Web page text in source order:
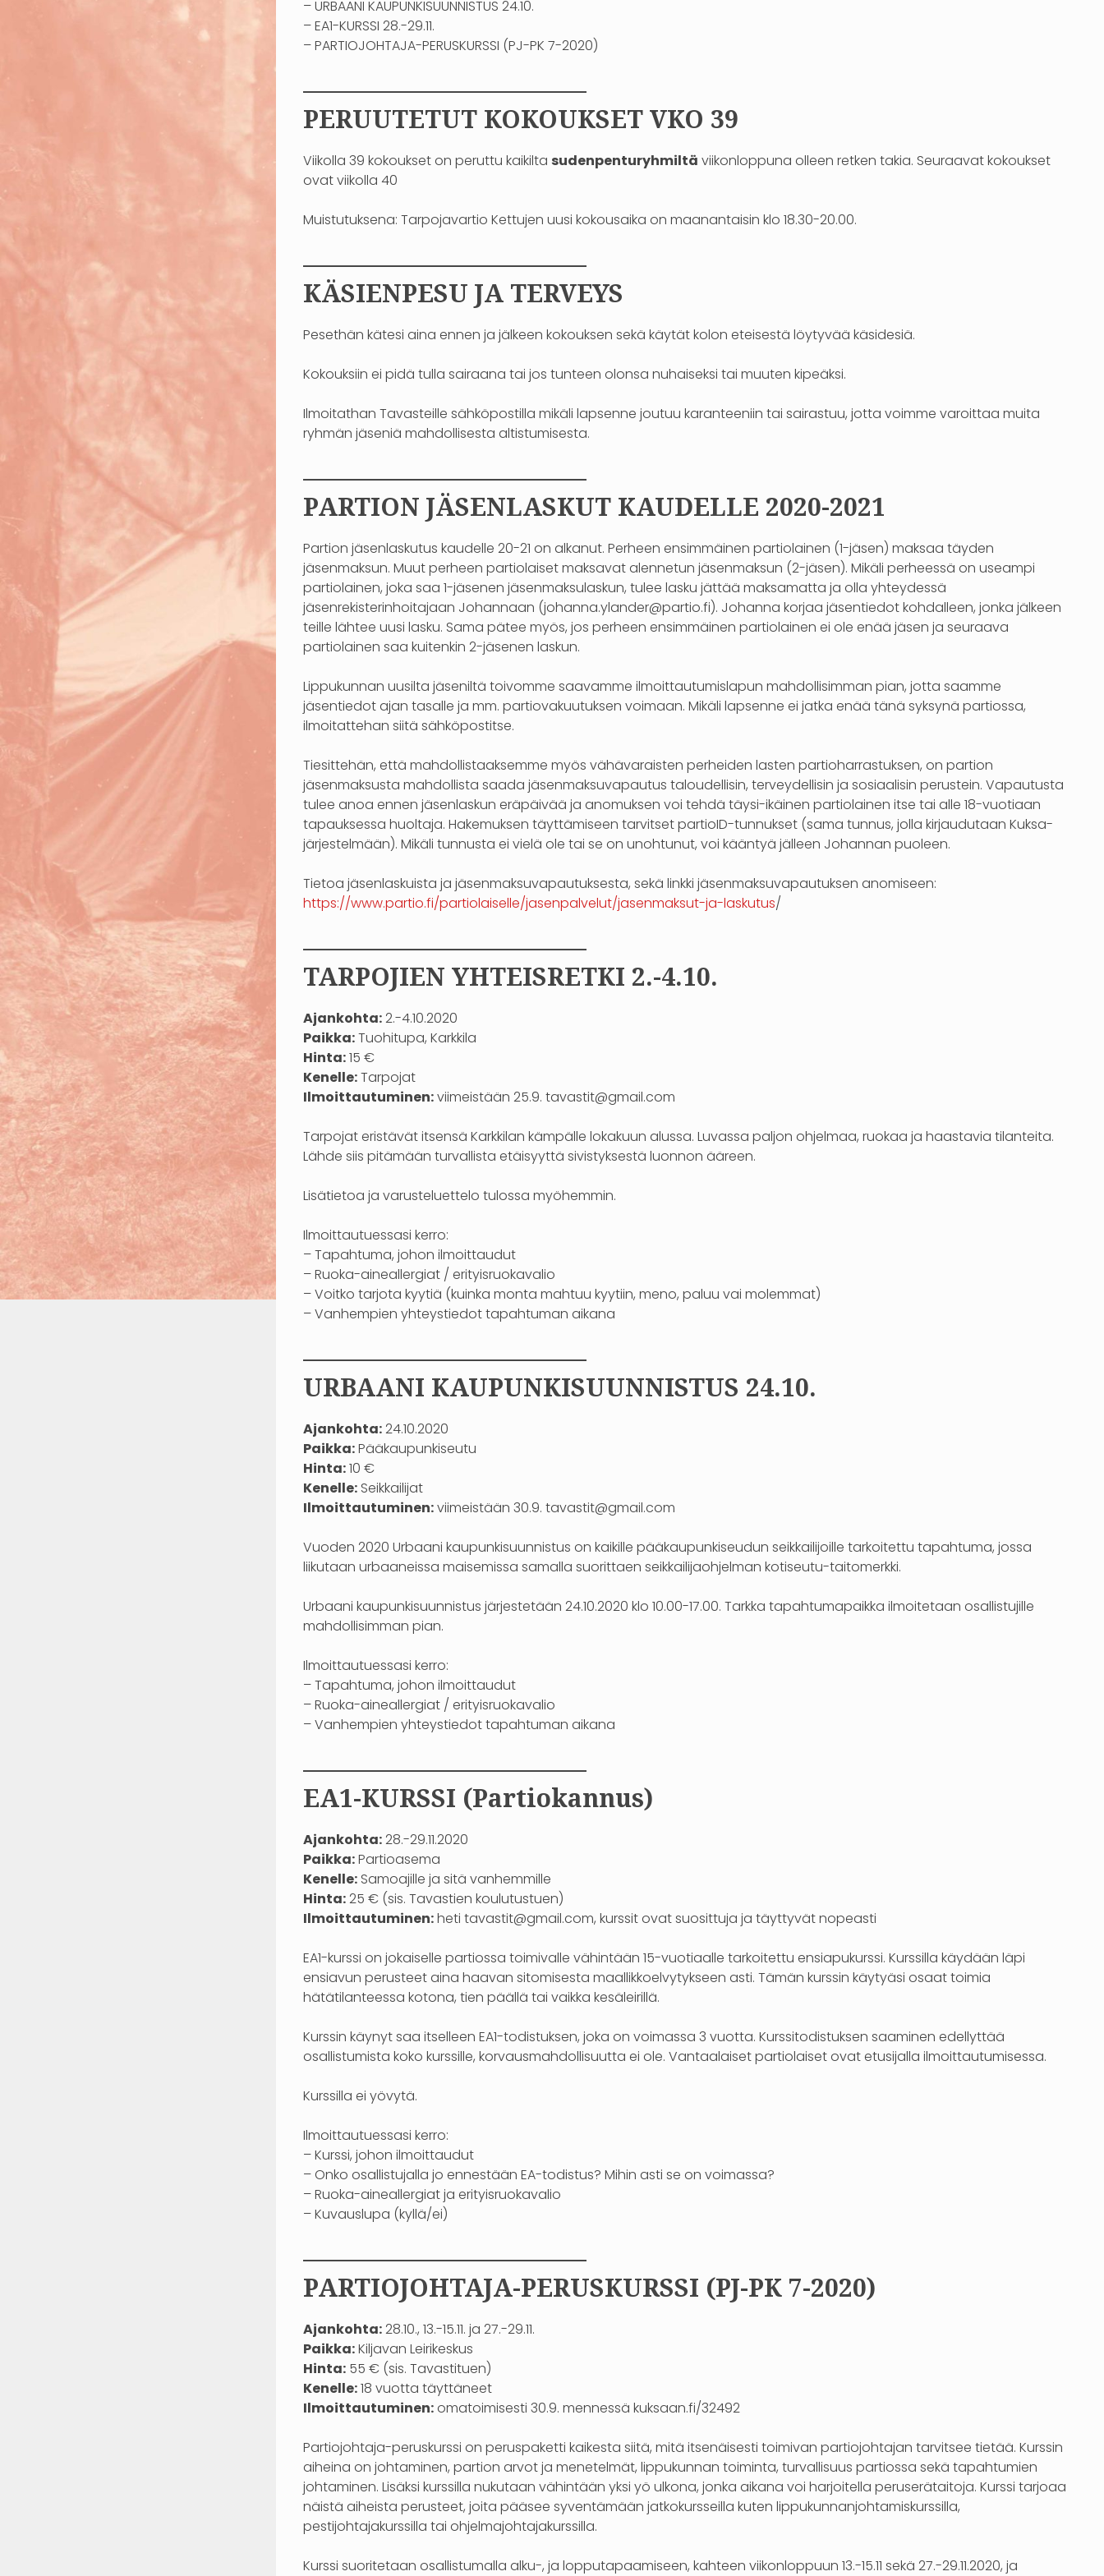
– URBAANI KAUPUNKISUUNNISTUS 24.10.
– EA1-KURSSI 28.-29.11.
– PARTIOJOHTAJA-PERUSKURSSI (PJ-PK 7-2020)
———————————–
PERUUTETUT KOKOUKSET VKO 39
Viikolla 39 kokoukset on peruttu kaikilta sudenpenturyhmiltä viikonloppuna olleen retken takia. Seuraavat kokoukset
ovat viikolla 40
Muistutuksena: Tarpojavartio Kettujen uusi kokousaika on maanantaisin klo 18.30-20.00.
———————————–
KÄSIENPESU JA TERVEYS
Pesethän kätesi aina ennen ja jälkeen kokouksen sekä käytät kolon eteisestä löytyvää käsidesiä.
Kokouksiin ei pidä tulla sairaana tai jos tunteen olonsa nuhaiseksi tai muuten kipeäksi.
Ilmoitathan Tavasteille sähköpostilla mikäli lapsenne joutuu karanteeniin tai sairastuu, jotta voimme varoittaa muita
ryhmän jäseniä mahdollisesta altistumisesta.
———————————–
PARTION JÄSENLASKUT KAUDELLE 2020-2021
Partion jäsenlaskutus kaudelle 20-21 on alkanut. Perheen ensimmäinen partiolainen (1-jäsen) maksaa täyden
jäsenmaksun. Muut perheen partiolaiset maksavat alennetun jäsenmaksun (2-jäsen). Mikäli perheessä on useampi
partiolainen, joka saa 1-jäsenen jäsenmaksulaskun, tulee lasku jättää maksamatta ja olla yhteydessä
jäsenrekisterinhoitajaan Johannaan (johanna.ylander@partio.fi). Johanna korjaa jäsentiedot kohdalleen, jonka jälkeen
teille lähtee uusi lasku. Sama pätee myös, jos perheen ensimmäinen partiolainen ei ole enää jäsen ja seuraava
partiolainen saa kuitenkin 2-jäsenen laskun.
Lippukunnan uusilta jäseniltä toivomme saavamme ilmoittautumislapun mahdollisimman pian, jotta saamme
jäsentiedot ajan tasalle ja mm. partiovakuutuksen voimaan. Mikäli lapsenne ei jatka enää tänä syksynä partiossa,
ilmoitattehan siitä sähköpostitse.
Tiesittehän, että mahdollistaaksemme myös vähävaraisten perheiden lasten partioharrastuksen, on partion
jäsenmaksusta mahdollista saada jäsenmaksuvapautus taloudellisin, terveydellisin ja sosiaalisin perustein. Vapautusta
tulee anoa ennen jäsenlaskun eräpäivää ja anomuksen voi tehdä täysi-ikäinen partiolainen itse tai alle 18-vuotiaan
tapauksessa huoltaja. Hakemuksen täyttämiseen tarvitset partioID-tunnukset (sama tunnus, jolla kirjaudutaan Kuksa-
järjestelmään). Mikäli tunnusta ei vielä ole tai se on unohtunut, voi kääntyä jälleen Johannan puoleen.
Tietoa jäsenlaskuista ja jäsenmaksuvapautuksesta, sekä linkki jäsenmaksuvapautuksen anomiseen:
https://www.partio.fi/partiolaiselle/jasenpalvelut/jasenmaksut-ja-laskutus/
———————————–
TARPOJIEN YHTEISRETKI 2.-4.10.
Ajankohta:2.-4.10.2020
Paikka:Tuohitupa, Karkkila
Hinta:15 €
Kenelle:Tarpojat
Ilmoittautuminen:viimeistään 25.9. tavastit@gmail.com
Tarpojat eristävät itsensä Karkkilan kämpälle lokakuun alussa. Luvassa paljon ohjelmaa, ruokaa ja haastavia tilanteita.
Lähde siis pitämään turvallista etäisyyttä sivistyksestä luonnon ääreen.
Lisätietoa ja varusteluettelo tulossa myöhemmin.
Ilmoittautuessasi kerro:
– Tapahtuma, johon ilmoittaudut
– Ruoka-aineallergiat / erityisruokavalio
– Voitko tarjota kyytiä (kuinka monta mahtuu kyytiin, meno, paluu vai molemmat)
– Vanhempien yhteystiedot tapahtuman aikana
———————————–
URBAANI KAUPUNKISUUNNISTUS 24.10.
Ajankohta:24.10.2020
Paikka:Pääkaupunkiseutu
Hinta:10 €
Kenelle: Seikkailijat
Ilmoittautuminen:viimeistään 30.9. tavastit@gmail.com
Vuoden 2020 Urbaani kaupunkisuunnistus on kaikille pääkaupunkiseudun seikkailijoille tarkoitettu tapahtuma, jossa
liikutaan urbaaneissa maisemissa samalla suorittaen seikkailijaohjelman kotiseutu-taitomerkki.
Urbaani kaupunkisuunnistus järjestetään 24.10.2020 klo 10.00-17.00. Tarkka tapahtumapaikka ilmoitetaan osallistujille
mahdollisimman pian.
Ilmoittautuessasi kerro:
– Tapahtuma, johon ilmoittaudut
– Ruoka-aineallergiat / erityisruokavalio
– Vanhempien yhteystiedot tapahtuman aikana
———————————–
EA1-KURSSI (Partiokannus)
Ajankohta:28.-29.11.2020
Paikka:Partioasema
Kenelle: Samoajille ja sitä vanhemmille
Hinta:25 € (sis. Tavastien koulutustuen)
Ilmoittautuminen:heti tavastit@gmail.com, kurssit ovat suosittuja ja täyttyvät nopeasti
EA1-kurssi on jokaiselle partiossa toimivalle vähintään 15-vuotiaalle tarkoitettu ensiapukurssi. Kurssilla käydään läpi
ensiavun perusteet aina haavan sitomisesta maallikkoelvytykseen asti. Tämän kurssin käytyäsi osaat toimia
hätätilanteessa kotona, tien päällä tai vaikka kesäleirillä.
Kurssin käynyt saa itselleen EA1-todistuksen, joka on voimassa 3 vuotta. Kurssitodistuksen saaminen edellyttää
osallistumista koko kurssille, korvausmahdollisuutta ei ole. Vantaalaiset partiolaiset ovat etusijalla ilmoittautumisessa.
Kurssilla ei yövytä.
Ilmoittautuessasi kerro:
– Kurssi, johon ilmoittaudut
– Onko osallistujalla jo ennestään EA-todistus? Mihin asti se on voimassa?
– Ruoka-aineallergiat ja erityisruokavalio
– Kuvauslupa (kyllä/ei)
———————————–
PARTIOJOHTAJA-PERUSKURSSI (PJ-PK 7-2020)
Ajankohta:28.10., 13.-15.11. ja 27.-29.11.
Paikka:Kiljavan Leirikeskus
Hinta: 55 € (sis. Tavastituen)
Kenelle:18 vuotta täyttäneet
Ilmoittautuminen:omatoimisesti 30.9. mennessä kuksaan.fi/32492
Partiojohtaja-peruskurssi on peruspaketti kaikesta siitä, mitä itsenäisesti toimivan partiojohtajan tarvitsee tietää. Kurssin
aiheina on johtaminen, partion arvot ja menetelmät, lippukunnan toiminta, turvallisuus partiossa sekä tapahtumien
johtaminen. Lisäksi kurssilla nukutaan vähintään yksi yö ulkona, jonka aikana voi harjoitella peruserätaitoja. Kurssi tarjoaa
näistä aiheista perusteet, joita pääsee syventämään jatkokursseilla kuten lippukunnanjohtamiskurssilla,
pestijohtajakurssilla tai ohjelmajohtajakurssilla.
Kurssi suoritetaan osallistumalla alku-, ja lopputapaamiseen, kahteen viikonloppuun 13.-15.11 sekä 27.-29.11.2020, ja